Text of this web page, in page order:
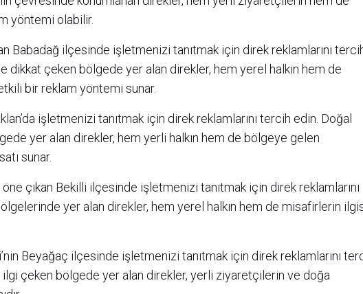
yöntemi olabilir.
Babadağ ilçesinde işletmenizi tanıtmak için direk reklamlarını
çeken bölgede yer alan direkler, hem yerel halkın hem de
bir reklam yöntemi sunar.
işletmenizi tanıtmak için direk reklamlarını tercih edin. Doğal
yer alan direkler, hem yerli halkın hem de bölgeye gelen
sunar.
çıkan Bekilli ilçesinde işletmenizi tanıtmak için direk reklamlarını
yer alan direkler, hem yerel halkın hem de misafirlerin
Beyağaç ilçesinde işletmenizi tanıtmak için direk reklamlarını
çeken bölgede yer alan direkler, yerli ziyaretçilerin ve doğa